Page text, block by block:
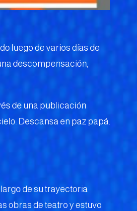
luego de varios días de
descompensación,
de una publicación
Descansa en paz papá.
de su trayectoria
obras de teatro y estuvo